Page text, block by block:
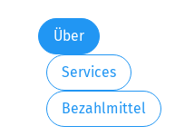
Über
Services
Bezahlmittel